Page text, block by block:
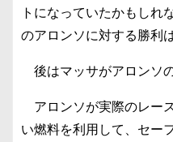
トになっていたかもしれ
のアロンソに対する勝利
後はマッサがアロンソ
アロンソが実際のレー
い燃料を利用して、セー